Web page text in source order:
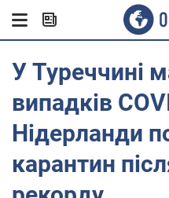
У Туреччині
випадків
Нідерланди
карантин